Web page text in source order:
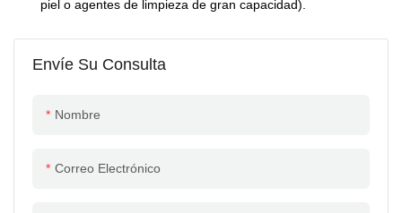
Envíe Su Consulta
Nombre
Correo Electrónico
piel o agentes de limpieza de gran capacidad).